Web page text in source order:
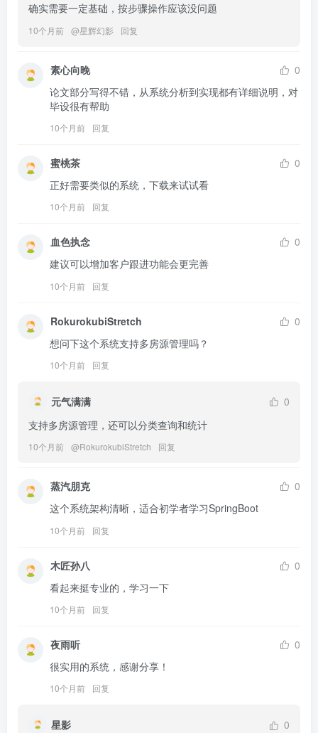
确实需要一定基础，按步骤操作应该没问题
10个月前 @星辉幻影 回复
素心向晚
0
论文部分写得不错，从系统分析到实现都有详细说明，对
毕设很有帮助
10个月前 回复
蜜桃茶
0
正好需要类似的系统，下载来试试看
10个月前 回复
血色执念
0
建议可以增加客户跟进功能会更完善
10个月前 回复
RokurokubiStretch
0
想问下这个系统支持多房源管理吗？
10个月前 回复
元气满满
0
支持多房源管理，还可以分类查询和统计
10个月前 @RokurokubiStretch 回复
蒸汽朋克
0
这个系统架构清晰，适合初学者学习SpringBoot
10个月前 回复
木匠孙八
0
看起来挺专业的，学习一下
10个月前 回复
夜雨听
0
很实用的系统，感谢分享！
10个月前 回复
星影 0